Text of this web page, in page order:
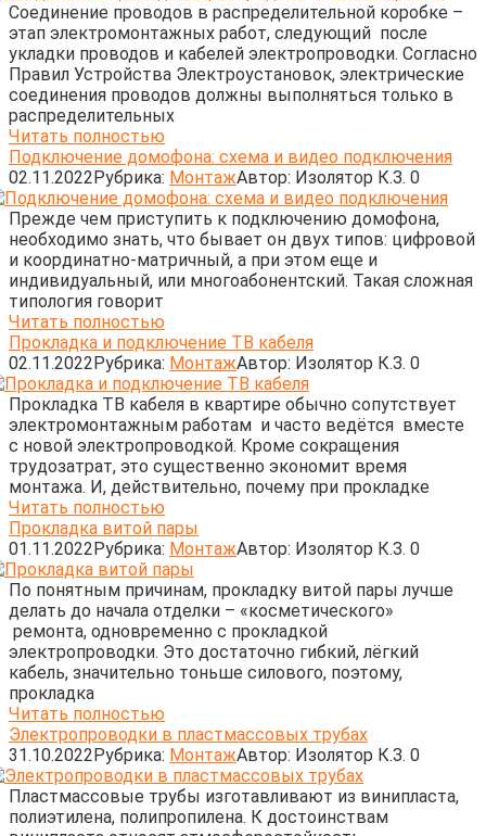
Соединение проводов в распределительной коробке –
этап электромонтажных работ, следующий после
укладки проводов и кабелей электропроводки. Согласно
Правил Устройства Электроустановок, электрические
соединения проводов должны выполняться только в
распределительных
Читать полностью
Подключение домофона: схема и видео подключения
02.11.2022Рубрика: МонтажАвтор: Изолятор К.З. 0
Прежде чем приступить к подключению домофона,
необходимо знать, что бывает он двух типов: цифровой
и координатно-матричный, а при этом еще и
индивидуальный, или многоабонентский. Такая сложная
типология говорит
Читать полностью
Прокладка и подключение ТВ кабеля
02.11.2022Рубрика: МонтажАвтор: Изолятор К.З. 0
Прокладка ТВ кабеля в квартире обычно сопутствует
электромонтажным работам и часто ведётся вместе
с новой электропроводкой. Кроме сокращения
трудозатрат, это существенно экономит время
монтажа. И, действительно, почему при прокладке
Читать полностью
Прокладка витой пары
01.11.2022Рубрика: МонтажАвтор: Изолятор К.З. 0
По понятным причинам, прокладку витой пары лучше
делать до начала отделки – «косметического»
ремонта, одновременно с прокладкой
электропроводки. Это достаточно гибкий, лёгкий
кабель, значительно тоньше силового, поэтому,
прокладка
Читать полностью
Электропроводки в пластмассовых трубах
31.10.2022Рубрика: МонтажАвтор: Изолятор К.З. 0
Пластмассовые трубы изготавливают из винипласта,
полиэтилена, полипропилена. К достоинствам